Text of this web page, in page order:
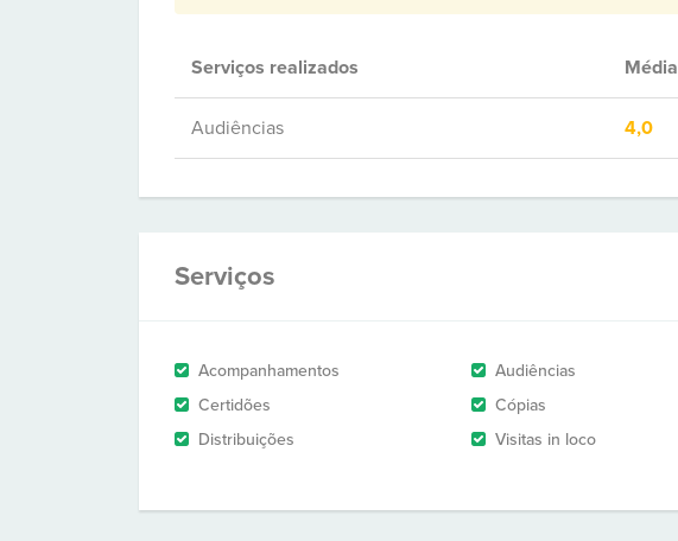
Serviços realizados Média
Audiências 4,0
Serviços
Acompanhamentos Audiências
Certidões
Cópias
Distribuições
Visitas in loco